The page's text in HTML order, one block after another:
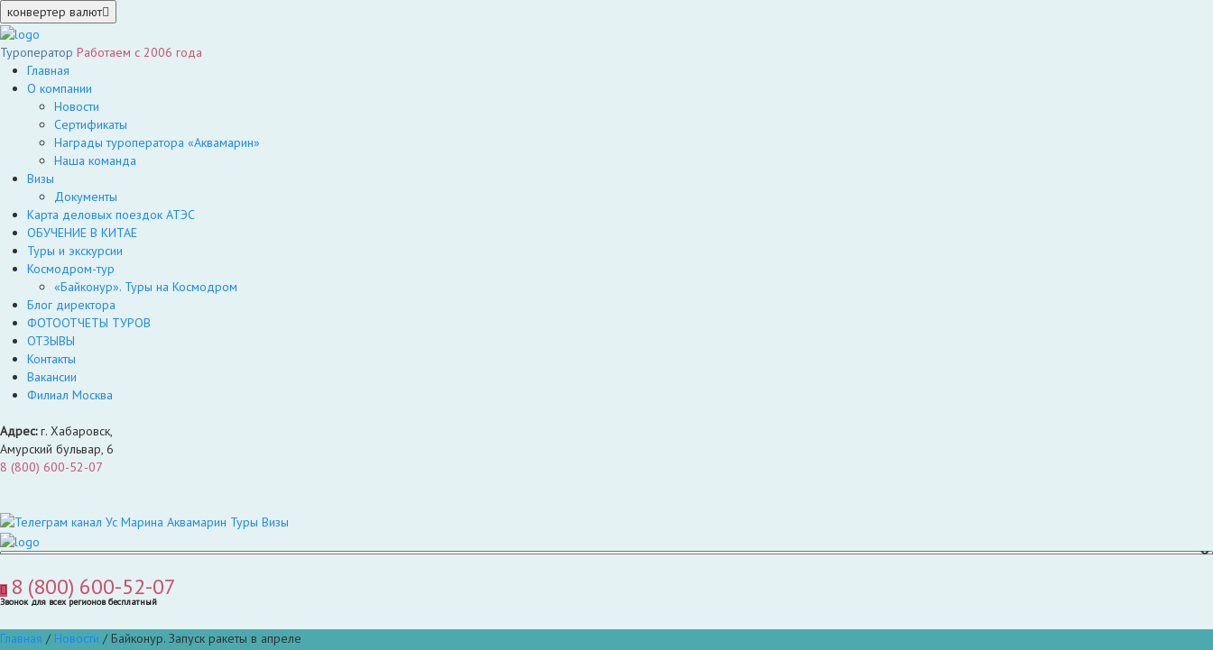
конвертер валют
Туроператор Работаем с 2006 года
Главная
О компании
Новости
Сертификаты
Награды туроператора «Аквамарин»
Наша команда
Визы
Документы
Карта деловых поездок АТЭС
ОБУЧЕНИЕ В КИТАЕ
Туры и экскурсии
Космодром-тур
«Байконур». Туры на Космодром
Блог директора
ФОТООТЧЕТЫ ТУРОВ
ОТЗЫВЫ
Контакты
Вакансии
Филиал Москва
Адрес:г. Хабаровск,
Амурский бульвар, 6
8 (800) 600-52-07
8 (800) 600-52-07
Звонок для всех регионов бесплатный
Главная / Новости / Байконур. Запуск ракеты в апреле